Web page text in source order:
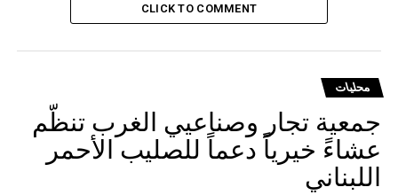
CLICK TO COMMENT
محليات
جمعية تجار وصناعيي الغرب تنظّم
عشاءً خيرياً دعماً للصليب الأحمر
اللبناني